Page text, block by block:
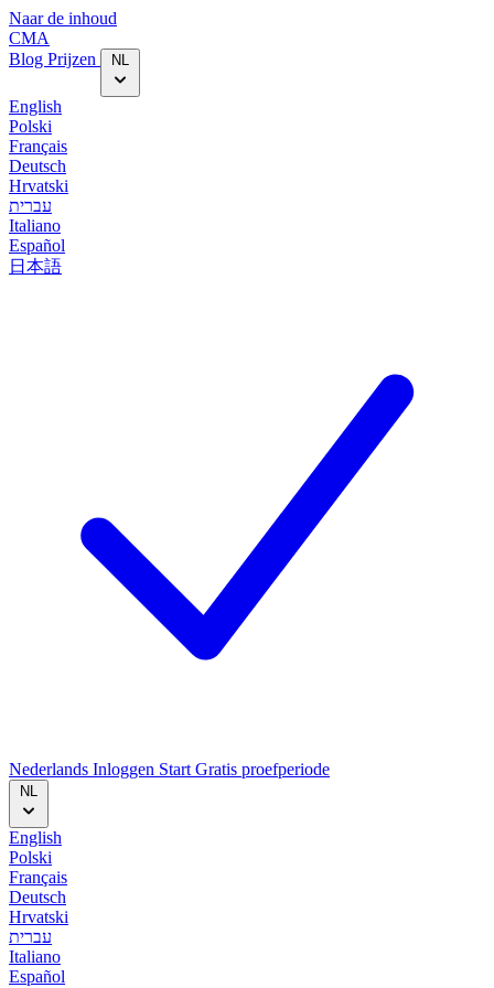
Naar de inhoud
CMA
Blog‎ Prijzen NL
English
Polski
Français
Deutsch
Hrvatski
עברית
Italiano
Español
日本語
Nederlands Inloggen Start Gratis proefperiode
NL
English
Polski
Français
Deutsch
Hrvatski
עברית
Italiano
Español